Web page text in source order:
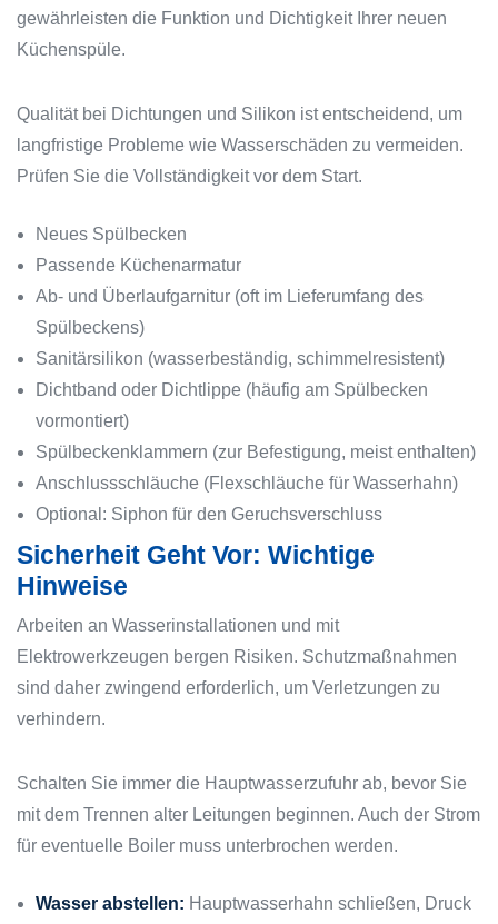
gewährleisten die Funktion und Dichtigkeit Ihrer neuen
Küchenspüle.
Qualität bei Dichtungen und Silikon ist entscheidend, um
langfristige Probleme wie Wasserschäden zu vermeiden.
Prüfen Sie die Vollständigkeit vor dem Start.
Neues Spülbecken
Passende Küchenarmatur
Ab- und Überlaufgarnitur (oft im Lieferumfang des
Spülbeckens)
Sanitärsilikon (wasserbeständig, schimmelresistent)
Dichtband oder Dichtlippe (häufig am Spülbecken
vormontiert)
Spülbeckenklammern (zur Befestigung, meist enthalten)
Anschlussschläuche (Flexschläuche für Wasserhahn)
Optional: Siphon für den Geruchsverschluss
Sicherheit Geht Vor: Wichtige
Hinweise
Arbeiten an Wasserinstallationen und mit
Elektrowerkzeugen bergen Risiken. Schutzmaßnahmen
sind daher zwingend erforderlich, um Verletzungen zu
verhindern.
Schalten Sie immer die Hauptwasserzufuhr ab, bevor Sie
mit dem Trennen alter Leitungen beginnen. Auch der Strom
für eventuelle Boiler muss unterbrochen werden.
Wasser abstellen: Hauptwasserhahn schließen, Druck